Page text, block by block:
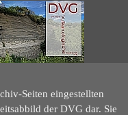
Seiten eingestellten
der DVG dar. Sie